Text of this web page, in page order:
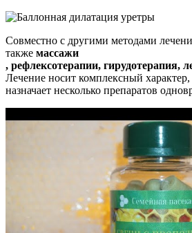
Совместно с другими методами
также массажи
, рефлексотерапии, гирудотерапия,
Лечение носит комплексный характер,
назначает несколько препаратов